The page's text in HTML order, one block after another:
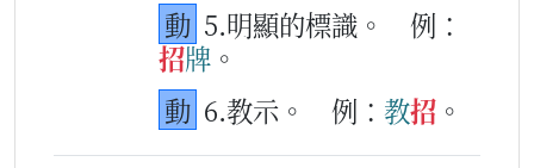
動 5.明顯的標識。
例：
招牌 。
動 6.教示。 例： 教招 。